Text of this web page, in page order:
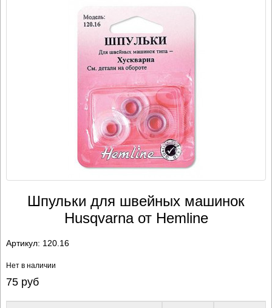
Шпульки для швейных машинок
Husqvarna от Hemline
Артикул: 120.16
Нет в наличии
75руб